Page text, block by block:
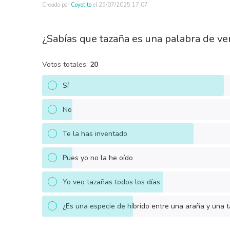
Creado por Coyotito el 25/07/2025 17:07
¿Sabías que tazaña es una palabra de
Votos totales: 20
Sí
No
Te la has inventado
Pues yo no la he oído
Yo veo tazañas todos los días
¿Es una especie de híbrido entre una araña y una